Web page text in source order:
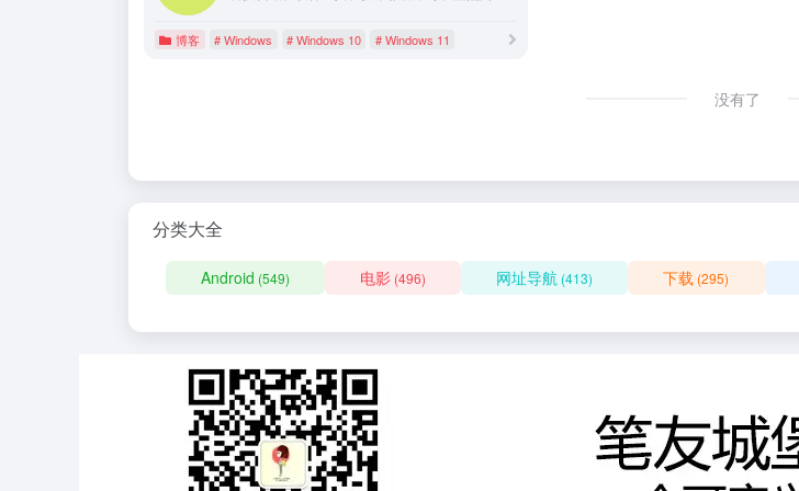
博客 # Windows # Windows 10 # Windows 11
没有了
分类大全
Android (549) 电影 (496) 网址导航 (413) 下载 (295)